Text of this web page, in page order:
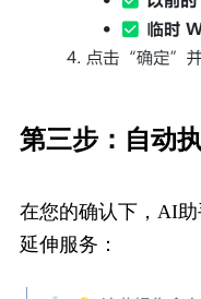
第三步：自动
在您的确认下，AI
延伸服务：